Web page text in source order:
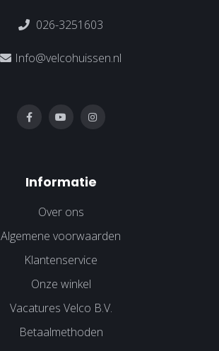
026-3251603
Info@velcohuissen.nl
Informatie
Over ons
Algemene voorwaarden
Klantenservice
Onze winkel
Vacatures Velco B.V.
Betaalmethoden